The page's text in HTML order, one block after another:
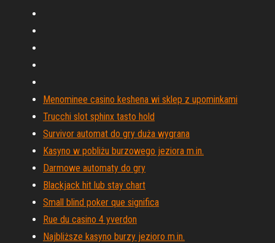
Menominee casino keshena wi sklep z upominkami
Trucchi slot sphinx tasto hold
Survivor automat do gry duża wygrana
Kasyno w pobliżu burzowego jeziora m.in.
Darmowe automaty do gry
Blackjack hit lub stay chart
Small blind poker que significa
Rue du casino 4 yverdon
Najbliższe kasyno burzy jezioro m.in.